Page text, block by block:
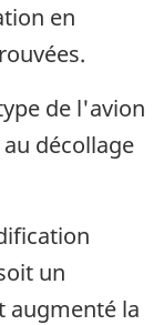
en
de l'avion
décollage
un
augmenté la